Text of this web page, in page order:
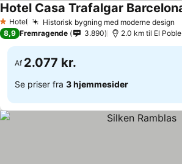
1 Stjerner
Hotel Historisk bygning med moderne design
Hotel Casa Trafalgar
8,9 Fremragende 3.890 2.0 km til El
Af 2.077 kr.
Se priser fra 3 hjemmesider